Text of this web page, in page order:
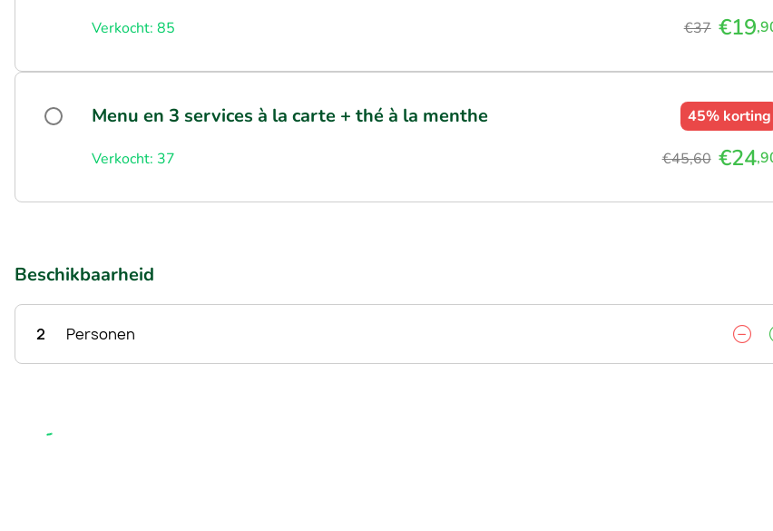
Verkocht: 85 €37 €19
Menu en 3 services à la carte + thé à la menthe 45% korting
Verkocht: 37 €45,60 €24
Beschikbaarheid
2 Personen